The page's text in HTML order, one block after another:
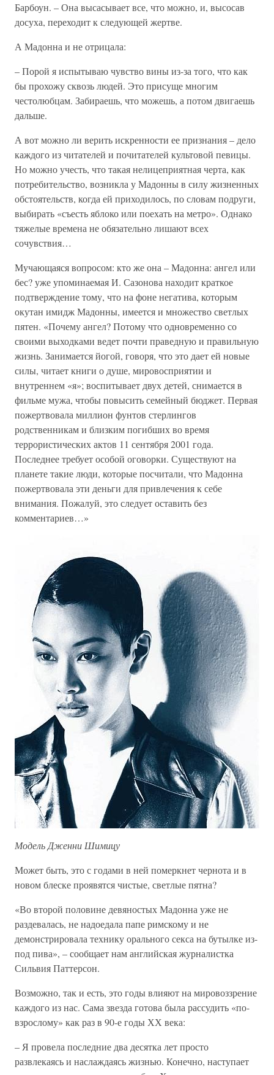
Барбоун. – Она высасывает все, что можно, и, высосав
досуха, переходит к следующей жертве.
А Мадонна и не отрицала:
– Порой я испытываю чувство вины из-за того, что как
бы прохожу сквозь людей. Это присуще многим
честолюбцам. Забираешь, что можешь, а потом двигаешь
дальше.
А вот можно ли верить искренности ее признания – дело
каждого из читателей и почитателей культовой певицы.
Но можно учесть, что такая нелицеприятная черта, как
потребительство, возникла у Мадонны в силу жизненных
обстоятельств, когда ей приходилось, по словам подруги,
выбирать «съесть яблоко или поехать на метро». Однако
тяжелые времена не обязательно лишают всех
сочувствия…
Мучающаяся вопросом: кто же она – Мадонна: ангел или
бес? уже упоминаемая И. Сазонова находит краткое
подтверждение тому, что на фоне негатива, которым
окутан имидж Мадонны, имеется и множество светлых
пятен. «Почему ангел? Потому что одновременно со
своими выходками ведет почти праведную и правильную
жизнь. Занимается йогой, говоря, что это дает ей новые
силы, читает книги о душе, мировосприятии и
внутреннем «я»; воспитывает двух детей, снимается в
фильме мужа, чтобы повысить семейный бюджет. Первая
пожертвовала миллион фунтов стерлингов
родственникам и близким погибших во время
террористических актов 11 сентября 2001 года.
Последнее требует особой оговорки. Существуют на
планете такие люди, которые посчитали, что Мадонна
пожертвовала эти деньги для привлечения к себе
внимания. Пожалуй, это следует оставить без
комментариев…»
Модель Дженни Шимицу
Может быть, это с годами в ней померкнет чернота и в
новом блеске проявятся чистые, светлые пятна?
«Во второй половине девяностых Мадонна уже не
раздевалась, не надоедала папе римскому и не
демонстрировала технику орального секса на бутылке из-
под пива», – сообщает нам английская журналистка
Сильвия Паттерсон.
Возможно, так и есть, это годы влияют на мировоззрение
каждого из нас. Сама звезда готова была рассудить «по-
взрослому» как раз в 90-е годы ХХ века:
– Я провела последние два десятка лет просто
развлекаясь и наслаждаясь жизнью. Конечно, наступает